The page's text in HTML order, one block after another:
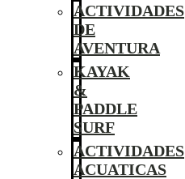
ACTIVIDADES
DE
AVENTURA
KAYAK
&
PADDLE
SURF
ACTIVIDADES
ACUATICAS